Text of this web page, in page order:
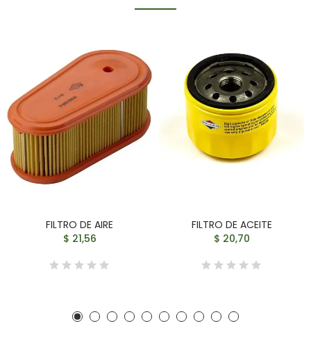
FILTRO DE AIRE
$ 21,56
FILTRO DE ACEITE
$ 20,70